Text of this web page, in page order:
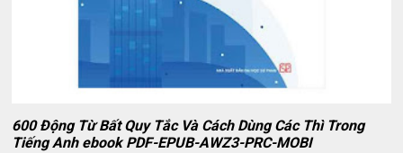
600 Động Từ Bất Quy Tắc Và Cách Dùng Các Thì Trong
Tiếng Anh ebook PDF-EPUB-AWZ3-PRC-MOBI